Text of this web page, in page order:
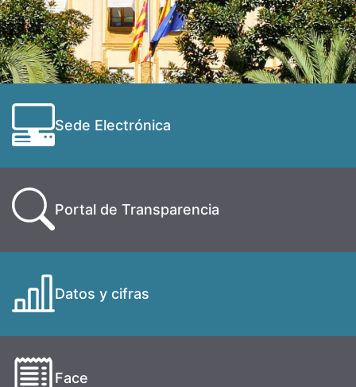
Sede Electrónica
Portal de Transparencia
Datos y cifras
Face